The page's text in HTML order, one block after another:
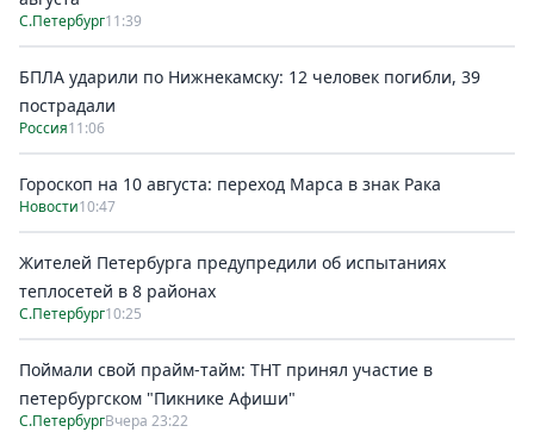
С.Петербург11:39
БПЛА ударили по Нижнекамску: 12 человек погибли, 39
пострадали
Россия11:06
Гороскоп на 10 августа: переход Марса в знак Рака
Новости10:47
Жителей Петербурга предупредили об испытаниях
теплосетей в 8 районах
С.Петербург10:25
Поймали свой прайм-тайм: ТНТ принял участие в
петербургском "Пикнике Афиши"
С.ПетербургВчера 23:22